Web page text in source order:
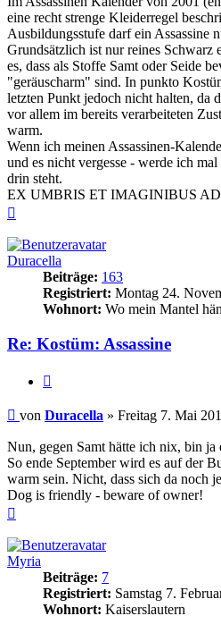
eine recht strenge Kleiderregel
Ausbildungsstufe darf ein Assassine
Grundsätzlich ist nur reines
es, dass als Stoffe Samt oder Seide
"geräuscharm" sind. In punkto
letzten Punkt jedoch nicht halten, da
vor allem im bereits verarbeiteten
warm.
Wenn ich meinen Assassinen-
und es nicht vergesse - werde ich
drin steht.
EX UMBRIS ET IMAGINIBUS
Duracella
Beiträge: 163
Registriert: Montag 24.
Wohnort: Wo mein Mantel
Re: Kostüm: Assassine
Beitrag
von Duracella » Freitag 7. Mai
Nun, gegen Samt hätte ich nix, bin ja
So ende September wird es auf der
warm sein. Nicht, dass sich da noch
Dog is friendly - beware of owner!
Myria
Beiträge: 7
Registriert: Samstag 7.
Wohnort: Kaiserslautern